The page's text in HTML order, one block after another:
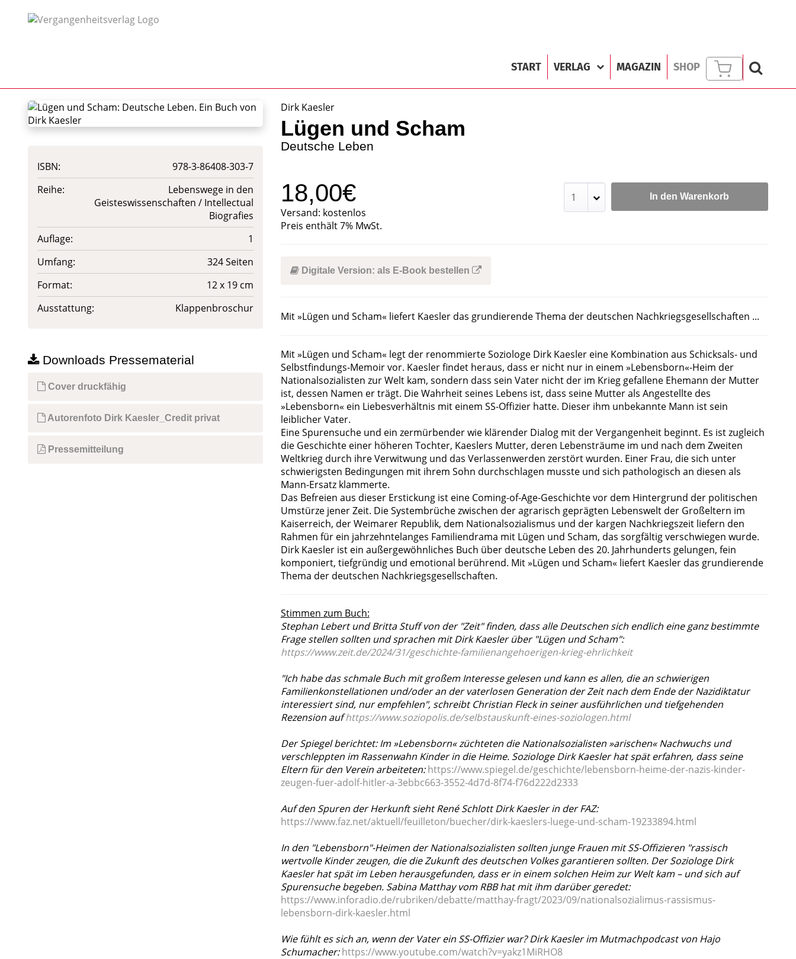
START VERLAG MAGAZIN SHOP
ISBN:
978-3-86408-303-7
Reihe:
Lebenswege in den
Geisteswissenschaften / Intellectual
Biografies
Auflage:
1
Umfang:
324 Seiten
Format:
12 x 19 cm
Ausstattung:
Klappenbroschur
Downloads Pressematerial
Cover druckfähig
Autorenfoto Dirk Kaesler_Credit privat
Pressemitteilung
Dirk Kaesler
Lügen und Scham
Deutsche Leben
18,00€
Versand: kostenlos
Preis enthält 7% MwSt.
In den Warenkorb
Digitale Version: als E-Book bestellen
Mit »Lügen und Scham« liefert Kaesler das grundierende Thema der deutschen Nachkriegsgesellschaften ...
Mit »Lügen und Scham« legt der renommierte Soziologe Dirk Kaesler eine Kombination aus Schicksals- und
Selbstfindungs-Memoir vor. Kaesler findet heraus, dass er nicht nur in einem »Lebensborn«-Heim der
Nationalsozialisten zur Welt kam, sondern dass sein Vater nicht der im Krieg gefallene Ehemann der Mutter
ist, dessen Namen er trägt. Die Wahrheit seines Lebens ist, dass seine Mutter als Angestellte des
»Lebensborn« ein Liebesverhältnis mit einem SS-Offizier hatte. Dieser ihm unbekannte Mann ist sein
leiblicher Vater.
Eine Spurensuche und ein zermürbender wie klärender Dialog mit der Vergangenheit beginnt. Es ist zugleich
die Geschichte einer höheren Tochter, Kaeslers Mutter, deren Lebensträume im und nach dem Zweiten
Weltkrieg durch ihre Verwitwung und das Verlassenwerden zerstört wurden. Einer Frau, die sich unter
schwierigsten Bedingungen mit ihrem Sohn durchschlagen musste und sich pathologisch an diesen als
Mann-Ersatz klammerte.
Das Befreien aus dieser Erstickung ist eine Coming-of-Age-Geschichte vor dem Hintergrund der politischen
Umstürze jener Zeit. Die Systembrüche zwischen der agrarisch geprägten Lebenswelt der Großeltern im
Kaiserreich, der Weimarer Republik, dem Nationalsozialismus und der kargen Nachkriegszeit liefern den
Rahmen für ein jahrzehntelanges Familiendrama mit Lügen und Scham, das sorgfältig verschwiegen wurde.
Dirk Kaesler ist ein außergewöhnliches Buch über deutsche Leben des 20. Jahrhunderts gelungen, fein
komponiert, tiefgründig und emotional berührend. Mit »Lügen und Scham« liefert Kaesler das grundierende
Thema der deutschen Nachkriegsgesellschaften.
Stimmen zum Buch:
Stephan Lebert und Britta Stuff von der "Zeit" finden, dass alle Deutschen sich endlich eine ganz bestimmte
Frage stellen sollten und sprachen mit Dirk Kaesler über "Lügen und Scham":
https://www.zeit.de/2024/31/geschichte-familienangehoerigen-krieg-ehrlichkeit
"Ich habe das schmale Buch mit großem Interesse gelesen und kann es allen, die an schwierigen
Familienkonstellationen und/oder an der vaterlosen Generation der Zeit nach dem Ende der Nazidiktatur
interessiert sind, nur empfehlen", schreibt Christian Fleck in seiner ausführlichen und tiefgehenden
Rezension aufhttps://www.soziopolis.de/selbstauskunft-eines-soziologen.html
Der Spiegel berichtet: Im »Lebensborn« züchteten die Nationalsozialisten »arischen« Nachwuchs und
verschleppten im Rassenwahn Kinder in die Heime. Soziologe Dirk Kaesler hat spät erfahren, dass seine
Eltern für den Verein arbeiteten:https://www.spiegel.de/geschichte/lebensborn-heime-der-nazis-kinder-
zeugen-fuer-adolf-hitler-a-3ebbc663-3552-4d7d-8f74-f76d222d2333
Auf den Spuren der Herkunft sieht René Schlott Dirk Kaesler in der FAZ:
https://www.faz.net/aktuell/feuilleton/buecher/dirk-kaeslers-luege-und-scham-19233894.html
In den "Lebensborn"-Heimen der Nationalsozialisten sollten junge Frauen mit SS-Offizieren "rassisch
wertvolle Kinder zeugen, die die Zukunft des deutschen Volkes garantieren sollten. Der Soziologe Dirk
Kaesler hat spät im Leben herausgefunden, dass er in einem solchen Heim zur Welt kam – und sich auf
Spurensuche begeben. Sabina Matthay vom RBB hat mit ihm darüber geredet:
https://www.inforadio.de/rubriken/debatte/matthay-fragt/2023/09/nationalsozialimus-rassismus-
lebensborn-dirk-kaesler.html
Wie fühlt es sich an, wenn der Vater ein SS-Offizier war? Dirk Kaesler im Mutmachpodcast von Hajo
Schumacher: https://www.youtube.com/watch?v=yakz1MiRHO8